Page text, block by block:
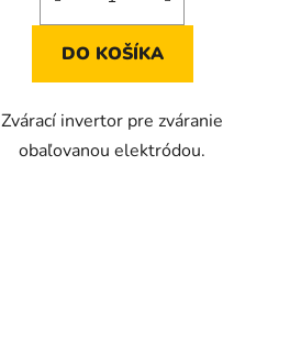
hviezdičiek.
DO KOŠÍKA
Zvárací invertor pre zváranie
obaľovanou elektródou.